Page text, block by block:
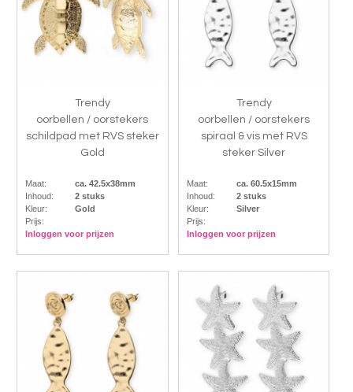
Trendy
oorbellen / oorstekers
schildpad met RVS steker
Gold
Maat:
ca. 42.5x38mm
Inhoud:
2 stuks
Kleur:
Gold
Prijs:
Inloggen voor prijzen
Trendy
oorbellen / oorstekers
spiraal & vis met RVS
steker Silver
Maat:
ca. 60.5x15mm
Inhoud:
2 stuks
Kleur:
Silver
Prijs:
Inloggen voor prijzen